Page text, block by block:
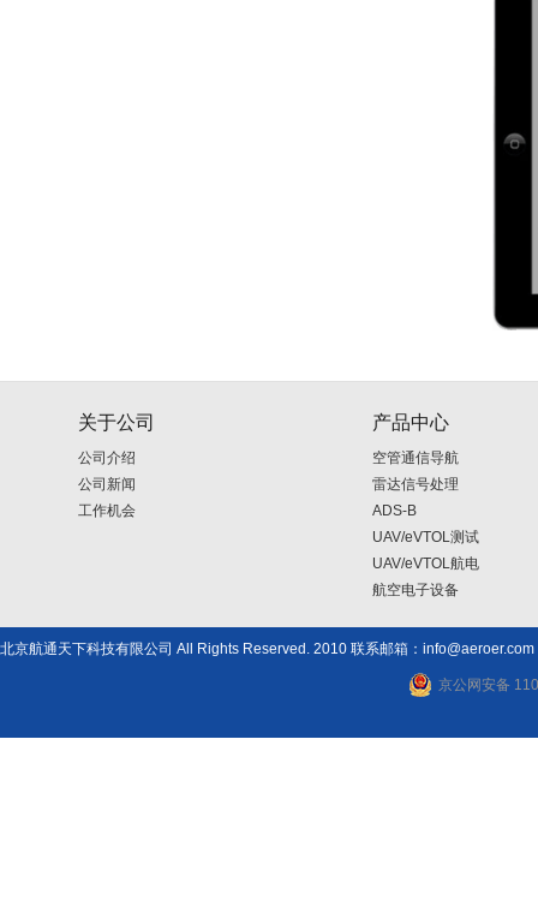
关于公司
公司介绍
公司新闻
工作机会
产品中心
空管通信导航
雷达信号处理
ADS-B
UAV/eVTOL测试
UAV/eVTOL航电
航空电子设备
北京航通天下科技有限公司 All Rights Reserved. 2010 联系邮箱：info@aeroer.com
京公网安备